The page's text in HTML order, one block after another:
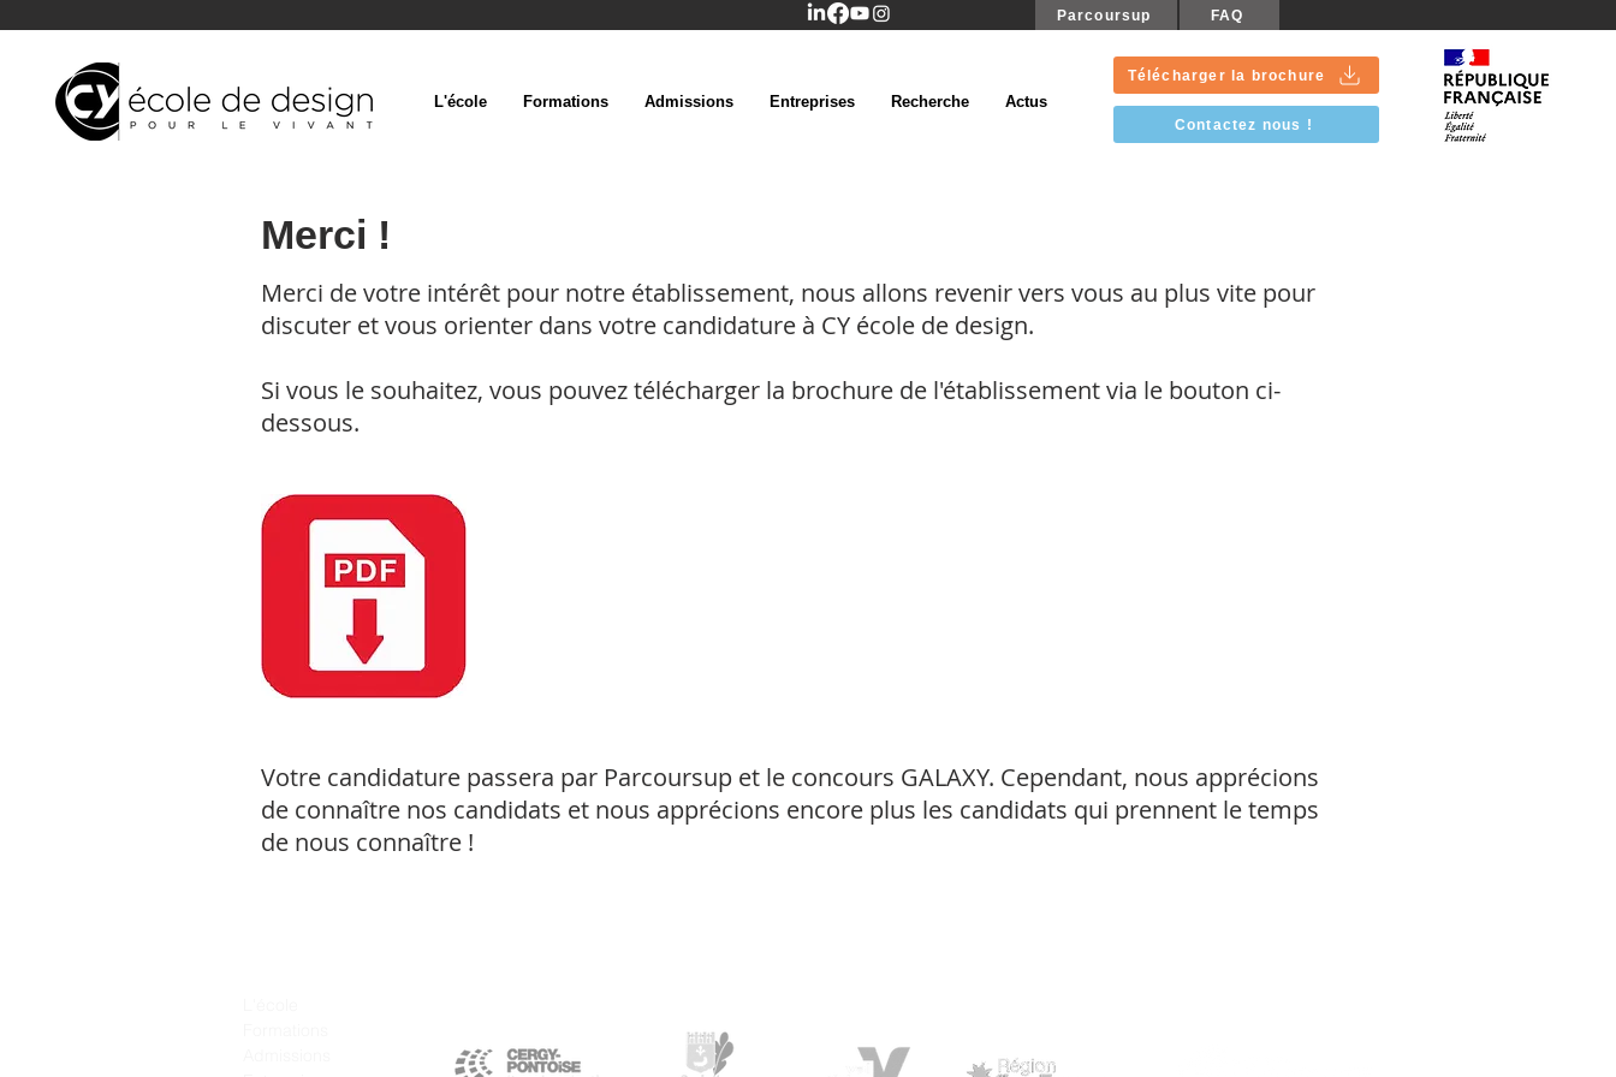
Parcoursup FAQ
L'école Formations Admissions Entreprises Recherche Actus
Télécharger la brochure
Contactez nous !
Merci !
Merci de votre intérêt pour notre établissement, nous allons revenir vers vous au plus vite pour
discuter et vous orienter dans votre candidature à CY école de design.
Si vous le souhaitez, vous pouvez télécharger la brochure de l'établissement via le bouton ci-
dessous.
Votre candidature passera par Parcoursup et le concours GALAXY. Cependant, nous apprécions
de connaître nos candidats et nous apprécions encore plus les candidats qui prennent le temps
de nous connaître !